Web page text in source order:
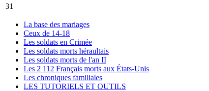
31
La base des mariages
Ceux de 14-18
Les soldats en Crimée
Les soldats morts héraultais
Les soldats morts de l'an II
Les 2 112 Français morts aux États-Unis
Les chroniques familiales
LES TUTORIELS ET OUTILS